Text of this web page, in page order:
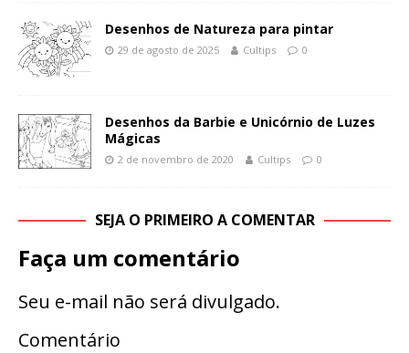
Desenhos de Natureza para pintar
29 de agosto de 2025 Cultips 0
Desenhos da Barbie e Unicórnio de Luzes
Mágicas
2 de novembro de 2020 Cultips 0
SEJA O PRIMEIRO A COMENTAR
Faça um comentário
Seu e-mail não será divulgado.
Comentário